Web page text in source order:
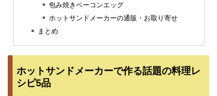
包み焼きベーコンエッグ
ホットサンドメーカーの通販・お取り寄せ
まとめ
ホットサンドメーカーで作る話題の料理レ
シピ5品